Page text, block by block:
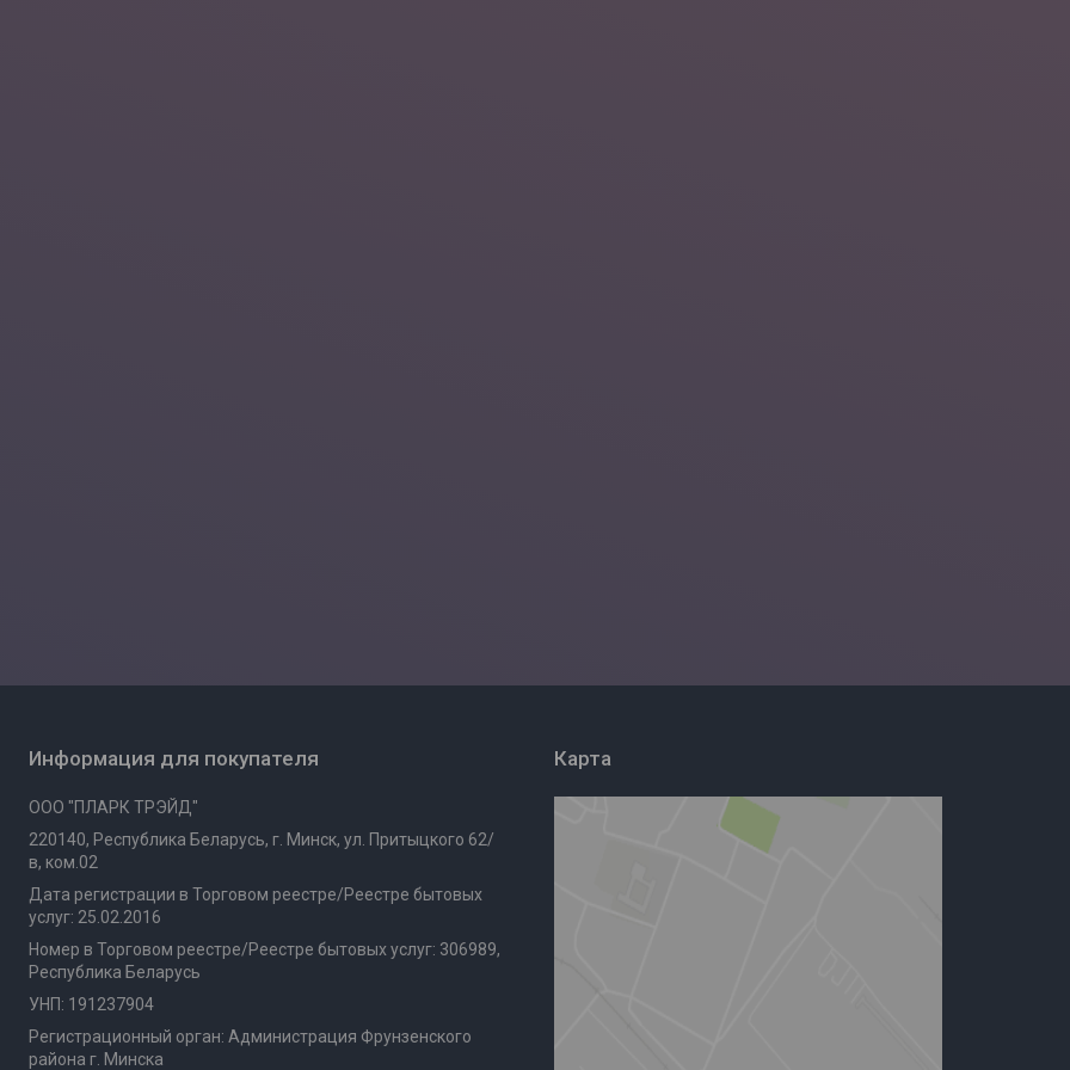
Информация для покупателя
ООО "ПЛАРК ТРЭЙД"
220140, Республика Беларусь, г. Минск, ул. Притыцкого 62/
в, ком.02
Дата регистрации в Торговом реестре/Реестре бытовых
услуг: 25.02.2016
Номер в Торговом реестре/Реестре бытовых услуг: 306989,
Республика Беларусь
УНП: 191237904
Регистрационный орган: Администрация Фрунзенского
района г. Минска
Карта